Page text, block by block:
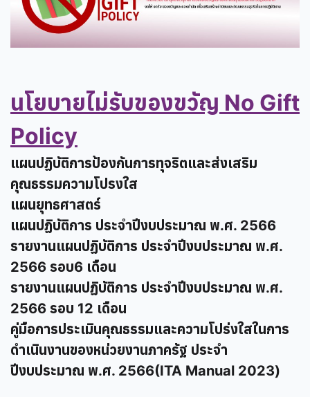
นโยบายไม่รับของขวัญ No Gift
Policy
แผนปฏิบัติการป้องกันการทุจริตและส่งเสริม
คุณธรรมความโปรงใส
แผนยุทธศาสตร์
แผนปฏิบัติการ ประจำปีงบประมาณ พ.ศ. 2566
รายงานแผนปฏิบัติการ ประจำปีงบประมาณ พ.ศ.
2566 รอบ6 เดือน
รายงานแผนปฏิบัติการ ประจำปีงบประมาณ พ.ศ.
2566 รอบ 12 เดือน
คู่มือการประเมินคุณธรรมและความโปร่งใสในการ
ดำเนินงานของหน่วยงานภาครัฐ ประจำ
ปีงบประมาณ พ.ศ. 2566(ITA Manual 2023)